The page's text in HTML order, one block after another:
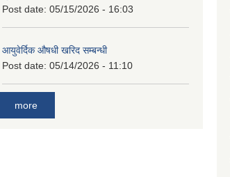
Post date: 05/15/2026 - 16:03
आयुवेर्दिक औषधी खरिद सम्बन्धी
Post date: 05/14/2026 - 11:10
more